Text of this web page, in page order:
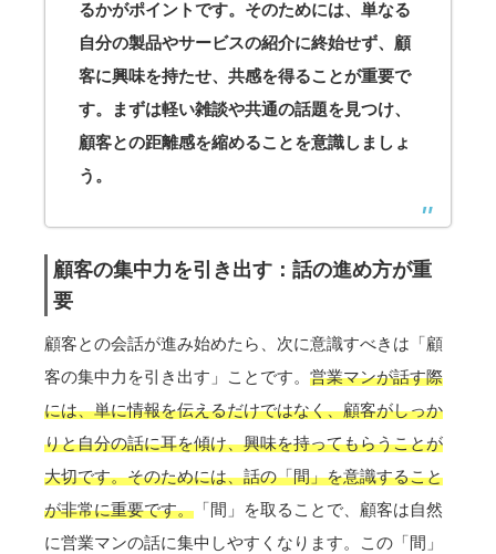
るかがポイントです。そのためには、単なる
自分の製品やサービスの紹介に終始せず、顧
客に興味を持たせ、共感を得ることが重要で
す。まずは軽い雑談や共通の話題を見つけ、
顧客との距離感を縮めることを意識しましょ
う。
顧客の集中力を引き出す：話の進め方が重
要
顧客との会話が進み始めたら、次に意識すべきは「顧
客の集中力を引き出す」ことです。 営業マンが話す際
には、単に情報を伝えるだけではなく、顧客がしっか
りと自分の話に耳を傾け、興味を持ってもらうことが
大切です。そのためには、話の「間」を意識すること
が非常に重要です。 「間」を取ることで、顧客は自然
に営業マンの話に集中しやすくなります。この「間」